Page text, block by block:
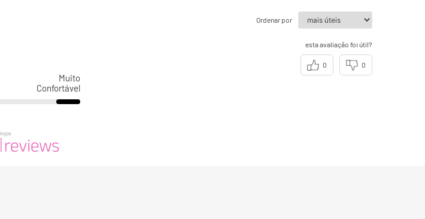
Ordenar por
Muito
Confortável
esta avaliação foi útil?
0 0